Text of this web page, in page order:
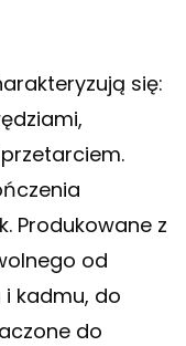
się:
Produkowane z
od
kadmu, do
do